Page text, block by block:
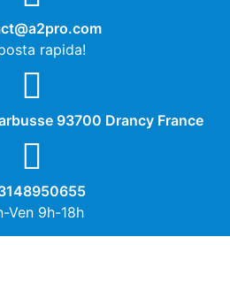
rapida!
93700 Drancy France
Ven 9h-18h